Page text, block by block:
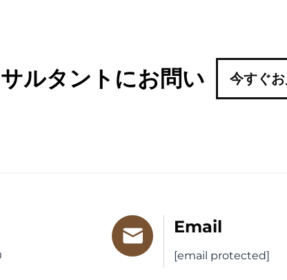
ルタントにお問い
今すぐ
Email
[email protected]